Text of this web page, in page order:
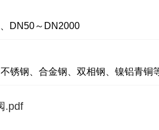
DN50～DN2000
锈钢、合金钢、双相钢、镍铝青铜
.pdf